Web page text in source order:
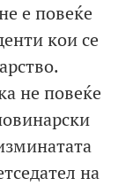
е повеќе
кои се
не повеќе
на